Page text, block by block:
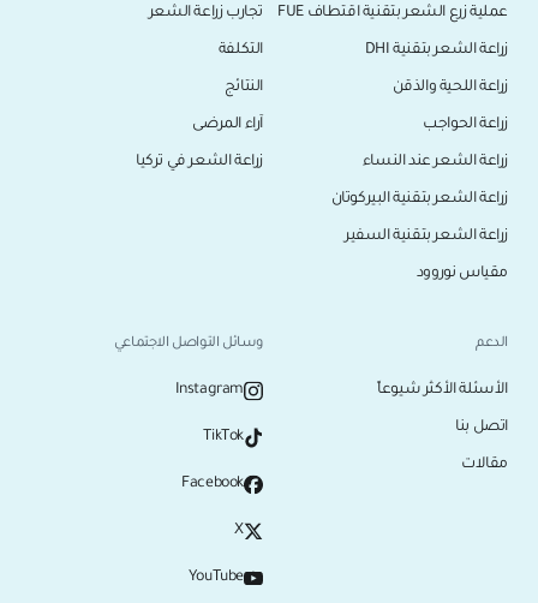
عملية زرع الشعر بتقنية اقتطاف FUE
زراعة الشعر بتقنية DHI
زراعة اللحية والذقن
زراعة الحواجب
زراعة الشعر عند النساء
زراعة الشعر بتقنية البيركوتان
زراعة الشعر بتقنية السفير
مقياس نوروود
تجارب زراعة الشعر
التكلفة
النتائج
آراء المرضى
زراعة الشعر في تركيا
الدعم
الأسئلة الأكثر شيوعاً
اتصل بنا
مقالات
وسائل التواصل الاجتماعي
Instagram
TikTok
Facebook
X
YouTube